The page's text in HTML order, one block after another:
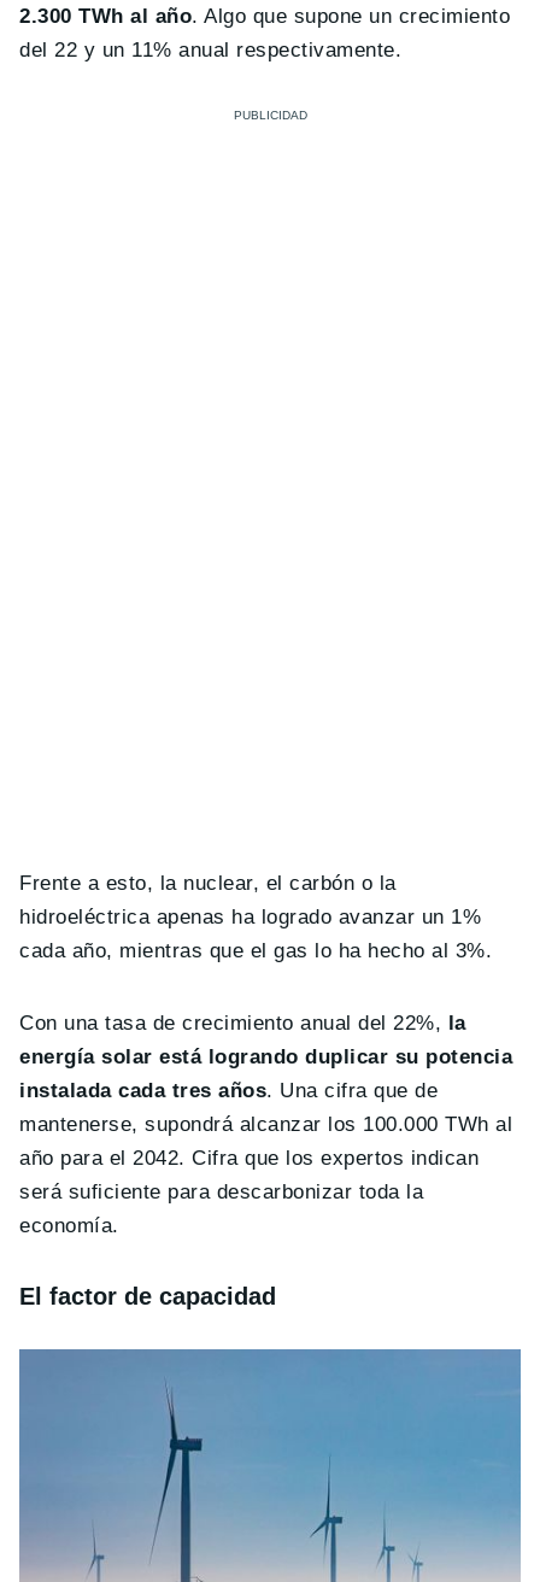
2.300 TWh al año. Algo que supone un crecimiento
del 22 y un 11% anual respectivamente.
Frente a esto, la nuclear, el carbón o la
hidroeléctrica apenas ha logrado avanzar un 1%
cada año, mientras que el gas lo ha hecho al 3%.
Con una tasa de crecimiento anual del 22%,
la
energía solar está logrando duplicar su potencia
instalada cada tres años. Una cifra que de
mantenerse, supondrá alcanzar los 100.000 TWh al
año para el 2042. Cifra que los expertos indican
será suficiente para descarbonizar toda la
economía.
El factor de capacidad